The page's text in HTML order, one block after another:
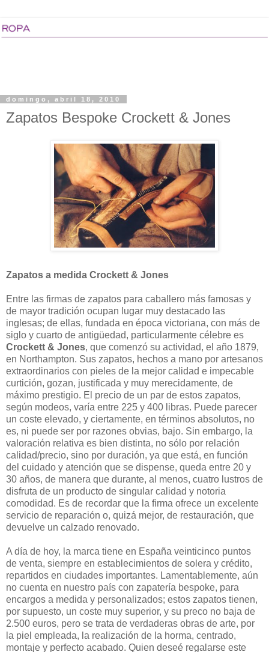
domingo, abril 18, 2010
Zapatos Bespoke Crockett & Jones
Zapatos a medida Crockett & Jones
Entre las firmas de zapatos para caballero más famosas y
de mayor tradición ocupan lugar muy destacado las
inglesas; de ellas, fundada en época victoriana, con más de
siglo y cuarto de antigüedad, particularmente célebre es
Crockett & Jones, que comenzó su actividad, el año 1879,
en Northampton. Sus zapatos, hechos a mano por artesanos
extraordinarios con pieles de la mejor calidad e impecable
curtición, gozan, justificada y muy merecidamente, de
máximo prestigio. El precio de un par de estos zapatos,
según modeos, varía entre 225 y 400 libras. Puede parecer
un coste elevado, y ciertamente, en términos absolutos, no
es, ni puede ser por razones obvias, bajo. Sin embargo, la
valoración relativa es bien distinta, no sólo por relación
calidad/precio, sino por duración, ya que está, en función
del cuidado y atención que se dispense, queda entre 20 y
30 años, de manera que durante, al menos, cuatro lustros de
disfruta de un producto de singular calidad y notoria
comodidad. Es de recordar que la firma ofrece un excelente
servicio de reparación o, quizá mejor, de restauración, que
devuelve un calzado renovado.
A día de hoy, la marca tiene en España veinticinco puntos
de venta, siempre en establecimientos de solera y crédito,
repartidos en ciudades importantes. Lamentablemente, aún
no cuenta en nuestro país con zapatería bespoke, para
encargos a medida y personalizados; estos zapatos tienen,
por supuesto, un coste muy superior, y su preco no baja de
2.500 euros, pero se trata de verdaderas obras de arte, por
la piel empleada, la realización de la horma, centrado,
montaje y perfecto acabado. Quien deseé regalarse este